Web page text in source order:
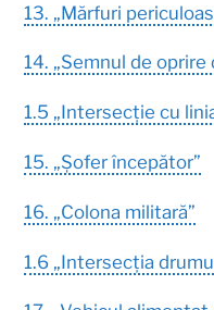
13. „Mărfuri
14. „Semnul de oprire
1.5 „Intersecție cu
15. „Șofer începător”
16. „Colona militară”
1.6 „Intersecția